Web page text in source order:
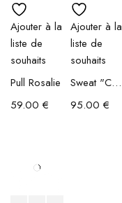
Ajouter à la
liste de
souhaits
Pull Rosalie
59.00 €
Ajouter à la
liste de
souhaits
Sweat "Chicago"
95.00 €